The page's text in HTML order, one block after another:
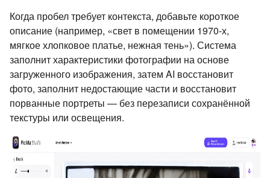
Когда пробел требует контекста, добавьте короткое
описание (например, «свет в помещении 1970-х,
мягкое хлопковое платье, нежная тень»). Система
заполнит характеристики фотографии на основе
загруженного изображения, затем AI восстановит
фото, заполнит недостающие части и восстановит
порванные портреты — без перезаписи сохранённой
текстуры или освещения.